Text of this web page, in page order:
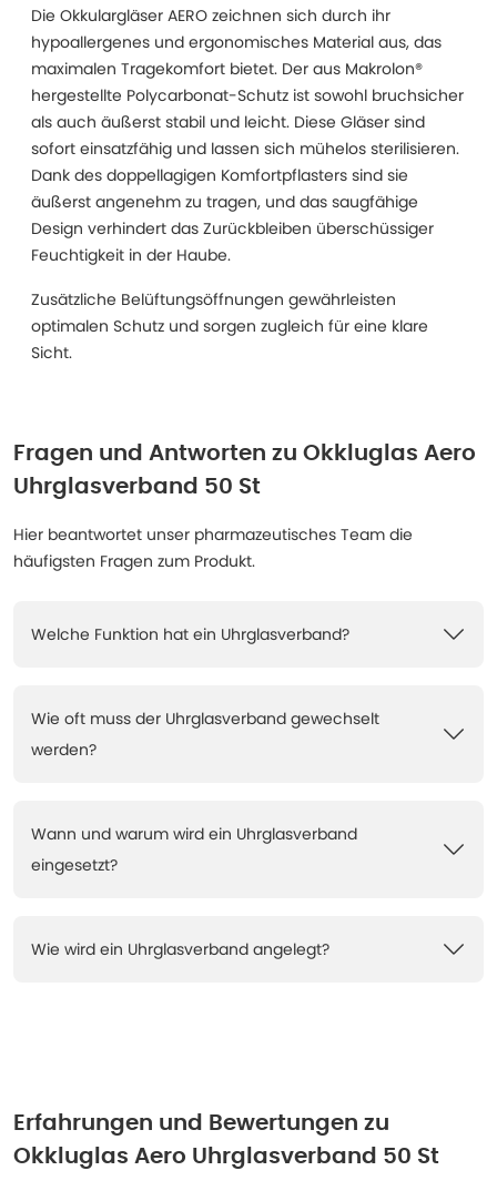
Die Okkulargläser AERO zeichnen sich durch ihr
hypoallergenes und ergonomisches Material aus, das
maximalen Tragekomfort bietet. Der aus Makrolon®
hergestellte Polycarbonat-Schutz ist sowohl bruchsicher
als auch äußerst stabil und leicht. Diese Gläser sind
sofort einsatzfähig und lassen sich mühelos sterilisieren.
Dank des doppellagigen Komfortpflasters sind sie
äußerst angenehm zu tragen, und das saugfähige
Design verhindert das Zurückbleiben überschüssiger
Feuchtigkeit in der Haube.
Zusätzliche Belüftungsöffnungen gewährleisten
optimalen Schutz und sorgen zugleich für eine klare
Sicht.
Fragen und Antworten zu Okkluglas Aero
Uhrglasverband 50 St
Hier beantwortet unser pharmazeutisches Team die
häufigsten Fragen zum Produkt.
Welche Funktion hat ein Uhrglasverband?
Wie oft muss der Uhrglasverband gewechselt
werden?
Wann und warum wird ein Uhrglasverband
eingesetzt?
Wie wird ein Uhrglasverband angelegt?
Erfahrungen und Bewertungen zu
Okkluglas Aero Uhrglasverband 50 St